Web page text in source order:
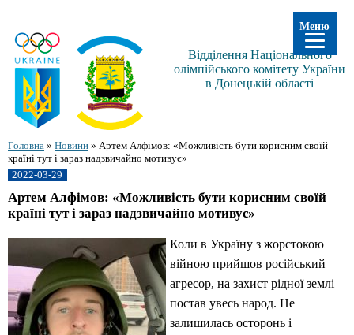
Відділення Національного
олімпійського комітету України
в Донецькій області
Головна » Новини » Артем Алфімов: «Можливість бути корисним своїй
країні тут і зараз надзвичайно мотивує»
2022-03-29
Артем Алфімов: «Можливість бути корисним своїй
країні тут і зараз надзвичайно мотивує»
Коли в Україну з жорстокою
війною прийшов російський
агресор, на захист рідної землі
постав увесь народ. Не
залишилась осторонь і
Меню